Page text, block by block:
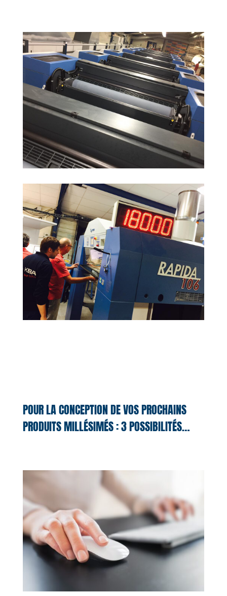
POUR LA CONCEPTION DE VOS PROCHAINS
PRODUITS MILLÉSIMÉS : 3 POSSIBILITÉS…